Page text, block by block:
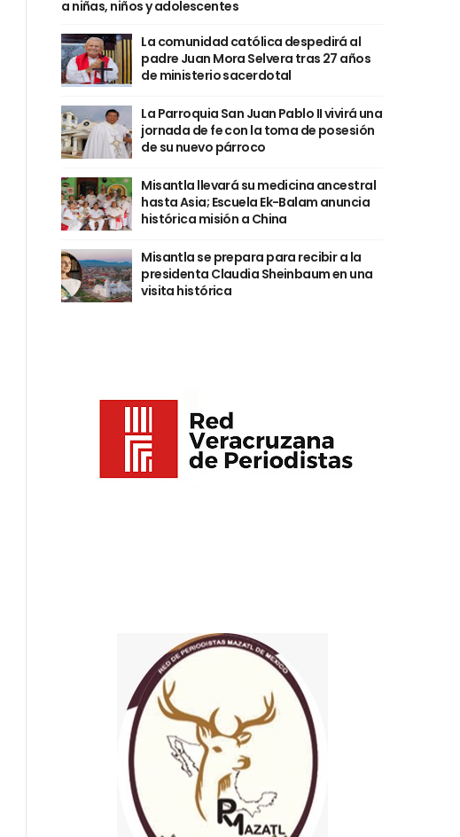
a niñas, niños y adolescentes
La comunidad católica despedirá al
padre Juan Mora Selvera tras 27 años
de ministerio sacerdotal
La Parroquia San Juan Pablo II vivirá una
jornada de fe con la toma de posesión
de su nuevo párroco
Misantla llevará su medicina ancestral
hasta Asia; Escuela Ek-Balam anuncia
histórica misión a China
Misantla se prepara para recibir a la
presidenta Claudia Sheinbaum en una
visita histórica